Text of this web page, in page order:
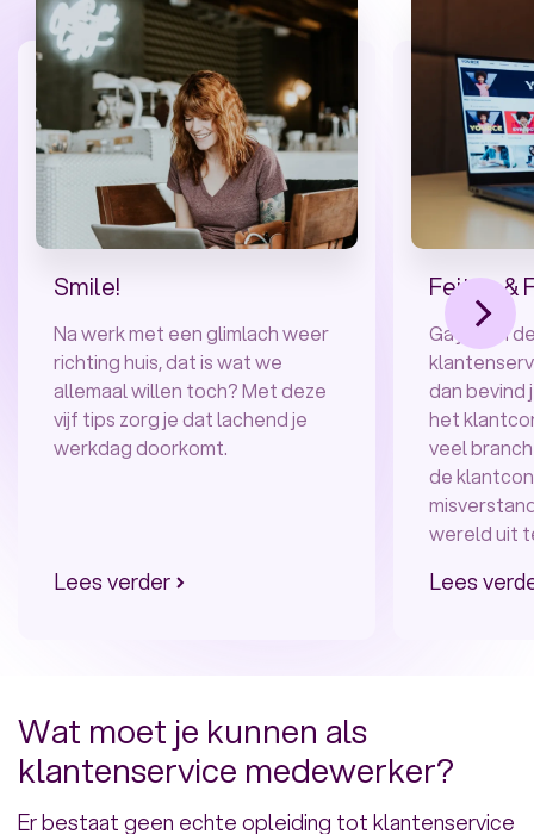
Smile!
Na werk met een glimlach weer
richting huis, dat is wat we
allemaal willen toch? Met deze
vijf tips zorg je dat lachend je
werkdag doorkomt.
Lees verder
Feiten &
Ga je aan
dan bevind
het
veel
de
wereld uit
Lees
Wat moet je kunnen als
klantenservice medewerker?
Er bestaat geen echte opleiding tot klantenservice